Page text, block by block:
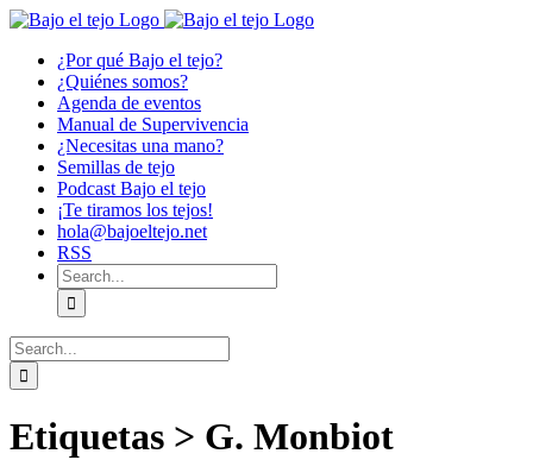
Skip
content¿Por qué Bajo el tejo?
¿Quiénes somos?
Agenda de eventos
Manual de Supervivencia
¿Necesitas una mano?
Semillas de tejo
Podcast Bajo el tejo
¡Te tiramos los tejos!
hola@bajoeltejo.net
RSS
Search
for:
Search
for:
Etiquetas > G. Monbiot